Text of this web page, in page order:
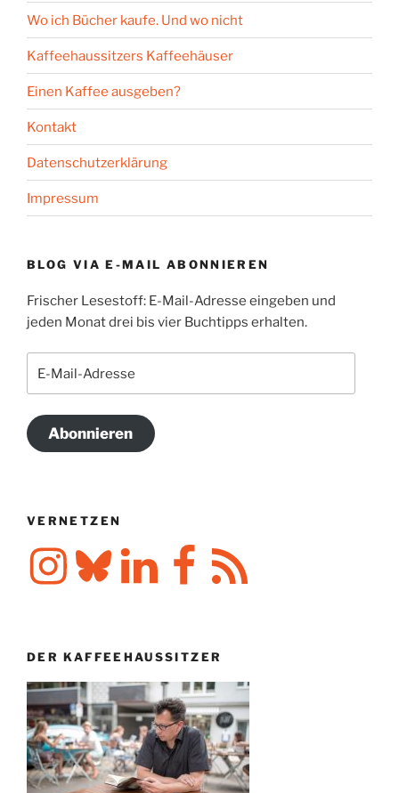
Wo ich Bücher kaufe. Und wo nicht
Kaffeehaussitzers Kaffeehäuser
Einen Kaffee ausgeben?
Kontakt
Datenschutzerklärung
Impressum
BLOG VIA E-MAIL ABONNIEREN
Frischer Lesestoff: E-Mail-Adresse eingeben und
jeden Monat drei bis vier Buchtipps erhalten.
Mail-
Abonnieren
VERNETZEN
InstagramBlueskyLinkedIn FacebookRSS-
Feed
DER KAFFEEHAUSSITZER